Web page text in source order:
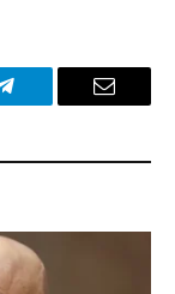
Telegram Email